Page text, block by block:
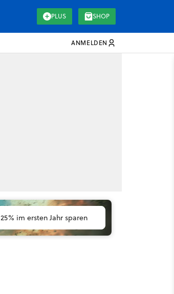
PLUS SHOP
ANMELDEN
25% im ersten Jahr sparen